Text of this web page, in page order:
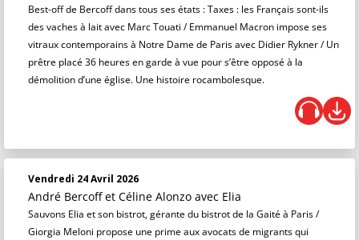
Best-off de Bercoff dans tous ses états : Taxes : les Français sont-ils
des vaches à lait avec Marc Touati / Emmanuel Macron impose ses
vitraux contemporains à Notre Dame de Paris avec Didier Rykner / Un
prêtre placé 36 heures en garde à vue pour s’être opposé à la
démolition d’une église. Une histoire rocambolesque.
Vendredi 24 Avril 2026
André Bercoff et Céline Alonzo avec Elia
Sauvons Elia et son bistrot, gérante du bistrot de la Gaité à Paris /
Giorgia Meloni propose une prime aux avocats de migrants qui